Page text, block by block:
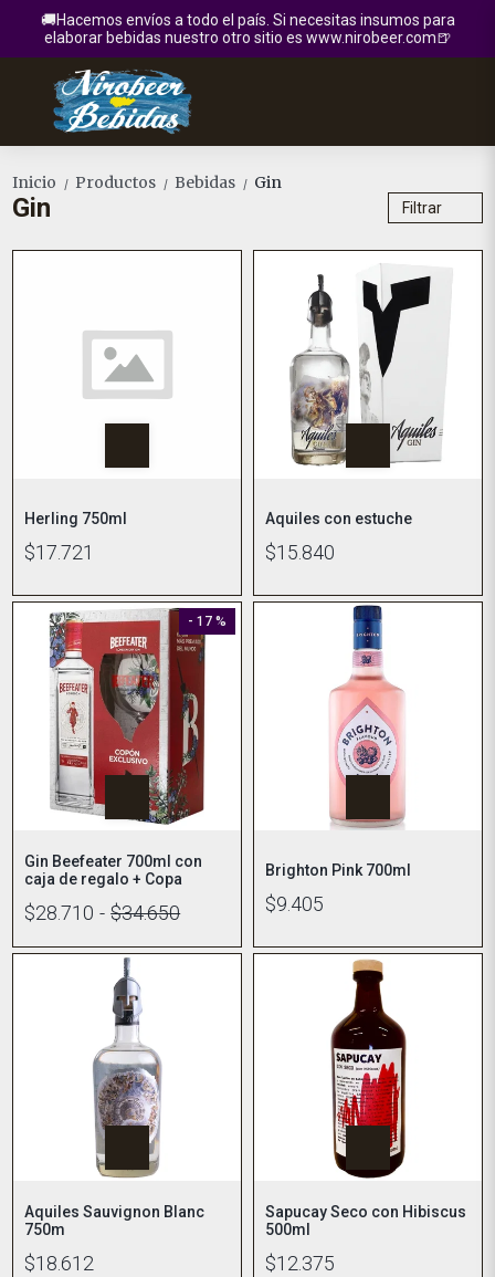
🚚Hacemos envíos a todo el país. Si necesitas insumos para
elaborar bebidas nuestro otro sitio es www.nirobeer.com🍺
Inicio / Productos / Bebidas / Gin
Gin Filtrar
Herling 750ml
$17.721
Aquiles con estuche
$15.840
- 17 %
Gin Beefeater 700ml con
caja de regalo + Copa
$28.710 - $34.650
Brighton Pink 700ml
$9.405
Aquiles Sauvignon Blanc
750m
$18.612
Sapucay Seco con Hibiscus
500ml
$12.375